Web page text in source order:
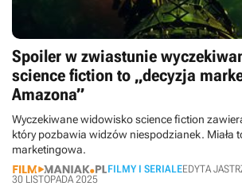
Spoiler w zwiastunie
science fiction to „decyzja
Amazona”
Wyczekiwane widowisko science fiction
który pozbawia widzów niespodzianek. Miała
marketingowa.
FILMY I SERIALEEDYTA
30 LISTOPADA 2025